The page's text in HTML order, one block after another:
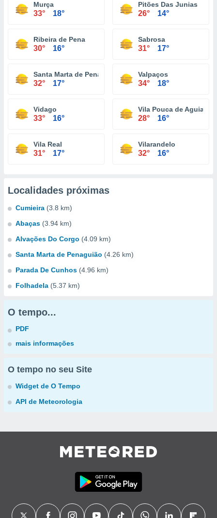
Murça
33° 18°
Pitões Das Junias
26° 14°
Ribeira de Pena
30° 16°
Sabrosa
31° 17°
Santa Marta de Penaguião
32° 17°
Valpaços
34° 18°
Vidago
33° 16°
Vila Pouca de Aguiar
28° 16°
Vila Real
31° 17°
Vilarandelo
32° 16°
Localidades próximas
Cumieira (3.8 km)
Abaças (3.94 km)
Alvações Do Corgo (4.09 km)
Santa Marta de Penaguião (4.26 km)
Parada De Cunhos (4.96 km)
Folhadela (5.37 km)
O tempo...
PDF
mais informações
O tempo no seu Site
Widget de O Tempo
API de Meteorologia